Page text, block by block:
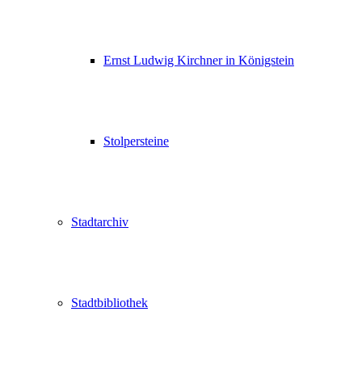
Ernst Ludwig Kirchner in Königstein
Stolpersteine
Stadtarchiv
Stadtbibliothek